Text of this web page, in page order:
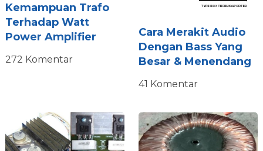
Kemampuan Trafo
Terhadap Watt
Power Amplifier
272 Komentar
Cara Merakit Audio
Dengan Bass Yang
Besar & Menendang
41 Komentar